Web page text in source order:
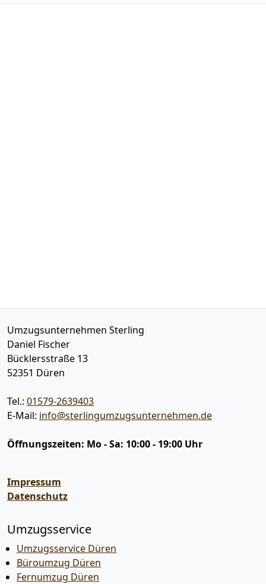
Umzugsunternehmen Sterling
Daniel Fischer
Bücklersstraße 13
52351 Düren
Tel.: 01579-2639403
E-Mail: info@sterlingumzugsunternehmen.de
Öffnungszeiten: Mo - Sa: 10:00 - 19:00 Uhr
Impressum
Datenschutz
Umzugsservice
Umzugsservice Düren
Büroumzug Düren
Fernumzug Düren